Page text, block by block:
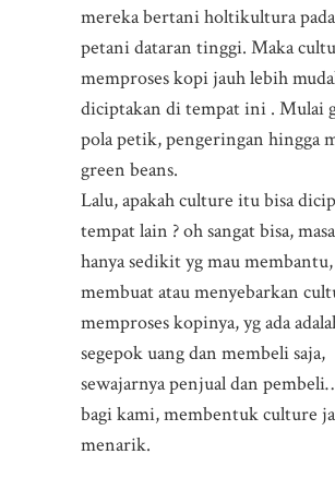
mereka bertani holtikultura
petani dataran tinggi. Maka
memproses kopi jauh lebih
diciptakan di tempat ini . Mulai
pola petik, pengeringan hingga
green beans.
Lalu, apakah culture itu bisa
tempat lain ? oh sangat bisa,
hanya sedikit yg mau membantu,
membuat atau menyebarkan
memproses kopinya, yg ada
segepok uang dan membeli saja,
sewajarnya penjual dan
bagi kami, membentuk culture
menarik.